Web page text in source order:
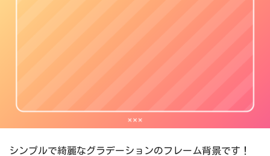
シンプルで綺麗なグラデーションのフレーム背景です！